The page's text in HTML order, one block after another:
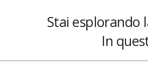
Stai esplorando
In